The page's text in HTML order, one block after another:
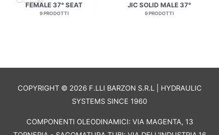
FEMALE 37° SEAT
9 PRODOTTI
JIC SOLID MALE 37°
9 PRODOTTI
COPYRIGHT © 2026 F.LLI BARZON S.R.L | HYDRAULIC
SYSTEMS SINCE 1960
COMPONENTI OLEODINAMICI: VIA MAGENTA, 13